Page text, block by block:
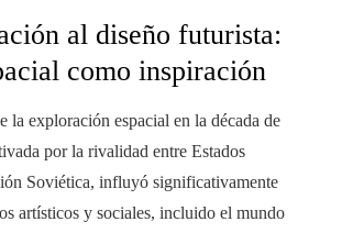
al diseño futurista:
como inspiración
la exploración espacial en la década de
por la rivalidad entre Estados
Soviética, influyó significativamente
artísticos y sociales, incluido el mundo